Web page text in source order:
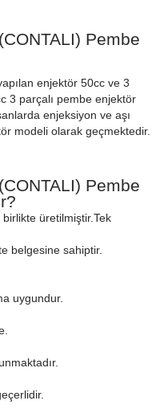
Pembe
enjektör 50cc ve 3
3 parçalı pembe enjektör
enjeksiyon ve aşı
modeli olarak geçmektedir.
Pembe
üretilmiştir.Tek
belgesine sahiptir.
uygundur.